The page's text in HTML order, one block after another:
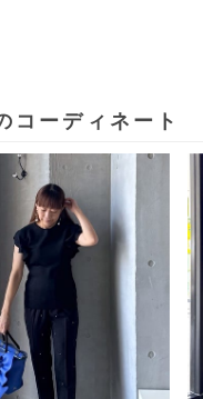
コーディネート